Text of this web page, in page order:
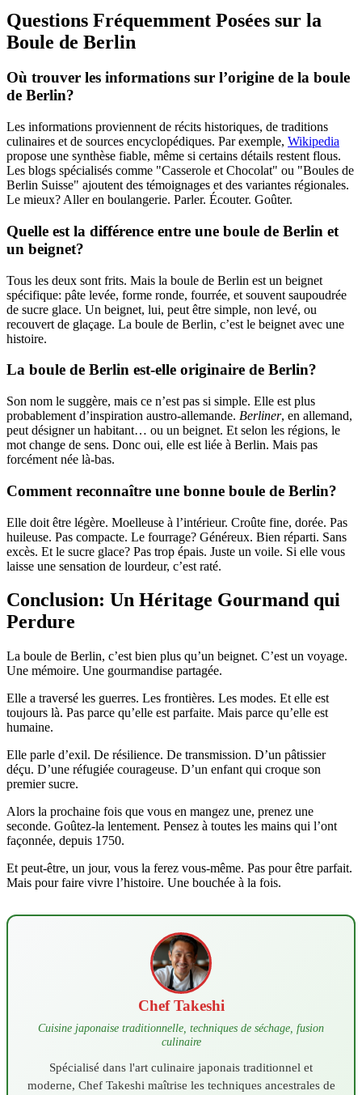
Questions Fréquemment Posées sur la
Boule de Berlin
Où trouver les informations sur l’origine de la boule
de Berlin?
Les informations proviennent de récits historiques, de traditions
culinaires et de sources encyclopédiques. Par exemple, Wikipedia
propose une synthèse fiable, même si certains détails restent flous.
Les blogs spécialisés comme "Casserole et Chocolat" ou "Boules de
Berlin Suisse" ajoutent des témoignages et des variantes régionales.
Le mieux? Aller en boulangerie. Parler. Écouter. Goûter.
Quelle est la différence entre une boule de Berlin et
un beignet?
Tous les deux sont frits. Mais la boule de Berlin est un beignet
spécifique: pâte levée, forme ronde, fourrée, et souvent saupoudrée
de sucre glace. Un beignet, lui, peut être simple, non levé, ou
recouvert de glaçage. La boule de Berlin, c’est le beignet avec une
histoire.
La boule de Berlin est-elle originaire de Berlin?
Son nom le suggère, mais ce n’est pas si simple. Elle est plus
probablement d’inspiration austro-allemande. Berliner, en allemand,
peut désigner un habitant… ou un beignet. Et selon les régions, le
mot change de sens. Donc oui, elle est liée à Berlin. Mais pas
forcément née là-bas.
Comment reconnaître une bonne boule de Berlin?
Elle doit être légère. Moelleuse à l’intérieur. Croûte fine, dorée. Pas
huileuse. Pas compacte. Le fourrage? Généreux. Bien réparti. Sans
excès. Et le sucre glace? Pas trop épais. Juste un voile. Si elle vous
laisse une sensation de lourdeur, c’est raté.
Conclusion: Un Héritage Gourmand qui
Perdure
La boule de Berlin, c’est bien plus qu’un beignet. C’est un voyage.
Une mémoire. Une gourmandise partagée.
Elle a traversé les guerres. Les frontières. Les modes. Et elle est
toujours là. Pas parce qu’elle est parfaite. Mais parce qu’elle est
humaine.
Elle parle d’exil. De résilience. De transmission. D’un pâtissier
déçu. D’une réfugiée courageuse. D’un enfant qui croque son
premier sucre.
Alors la prochaine fois que vous en mangez une, prenez une
seconde. Goûtez-la lentement. Pensez à toutes les mains qui l’ont
façonnée, depuis 1750.
Et peut-être, un jour, vous la ferez vous-même. Pas pour être parfait.
Mais pour faire vivre l’histoire. Une bouchée à la fois.
Chef Takeshi
Cuisine japonaise traditionnelle, techniques de séchage, fusion
culinaire
Spécialisé dans l'art culinaire japonais traditionnel et
moderne, Chef Takeshi maîtrise les techniques ancestrales de